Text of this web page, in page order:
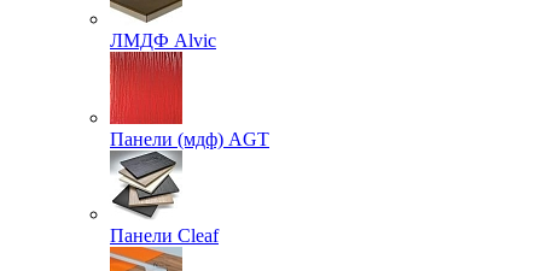
ЛМДФ Alvic
Панели (мдф) AGT
Панели Cleaf